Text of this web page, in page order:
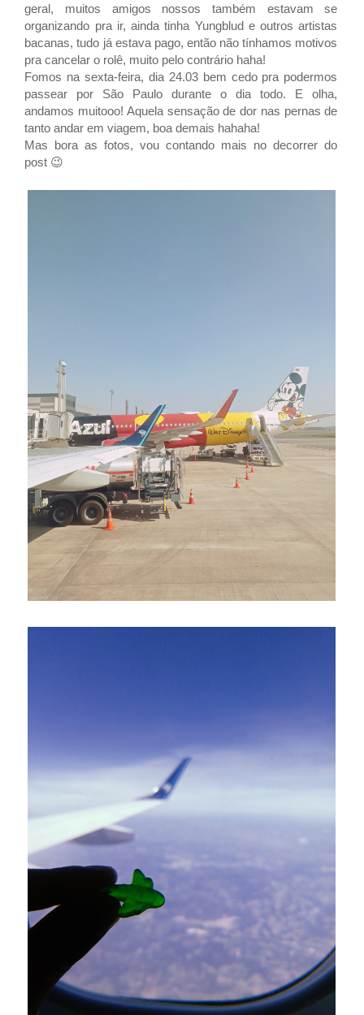
geral, muitos amigos nossos também estavam se
organizando pra ir, ainda tinha Yungblud e outros artistas
bacanas, tudo já estava pago, então não tínhamos motivos
pra cancelar o rolê, muito pelo contrário haha!
Fomos na sexta-feira, dia 24.03 bem cedo pra podermos
passear por São Paulo durante o dia todo. E olha,
andamos muitooo! Aquela sensação de dor nas pernas de
tanto andar em viagem, boa demais hahaha!
Mas bora as fotos, vou contando mais no decorrer do
post 😉